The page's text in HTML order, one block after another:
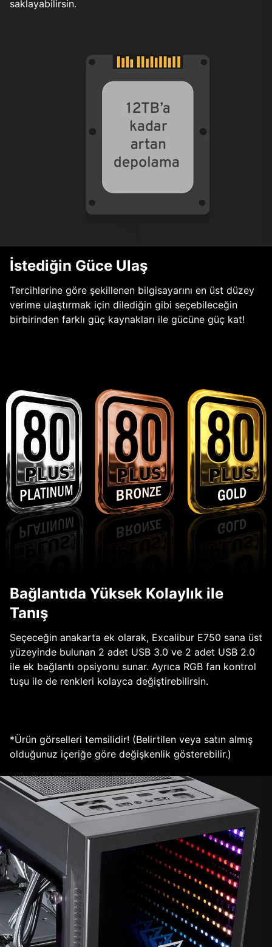
saklayabilirsin.
İstediğin Güce Ulaş
Tercihlerine göre şekillenen bilgisayarını en üst düzey
verime ulaştırmak için dilediğin gibi seçebileceğin
birbirinden farklı güç kaynakları ile gücüne güç kat!
Bağlantıda Yüksek Kolaylık ile
Tanış
Seçeceğin anakarta ek olarak, Excalibur E750 sana üst
yüzeyinde bulunan 2 adet USB 3.0 ve 2 adet USB 2.0
ile ek bağlantı opsiyonu sunar. Ayrıca RGB fan kontrol
tuşu ile de renkleri kolayca değiştirebilirsin.
*Ürün görselleri temsilidir! (Belirtilen veya satın almış
olduğunuz içeriğe göre değişkenlik gösterebilir.)